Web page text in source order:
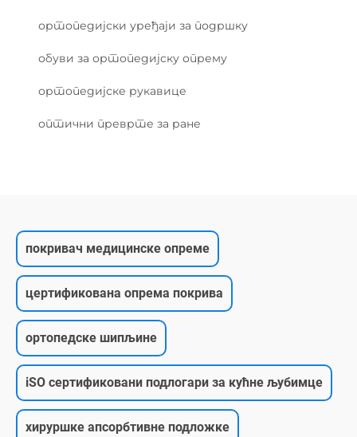
ортопедијски уређаји за подршку
обуви за ортопедијску опрему
ортопедијске рукавице
оптични преврте за ране
покривач медицинске опреме
цертификована опрема покрива
ортопедске шипљине
iSO сертификовани подлогари за кућне љубимце
хируршке апсорбтивне подложке